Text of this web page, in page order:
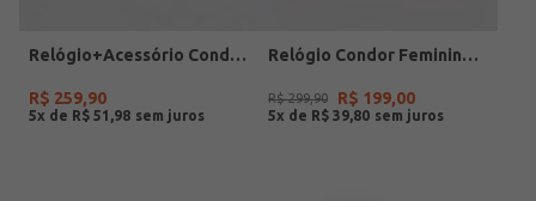
Relógio+Acessório Condor Feminino PRATA
R$ 259,90
5x de R$ 51 98
Relógio Condor Feminino PRATA
R$ 299,90 R$ 199,00
5x de R$ 39 80